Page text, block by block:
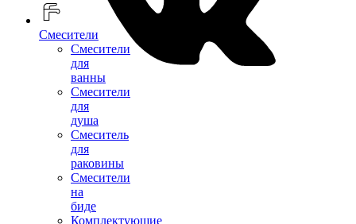
Смесители
Смесители
для
ванны
Смесители
для
душа
Смеситель
для
раковины
Смесители
на
биде
Комплектующие